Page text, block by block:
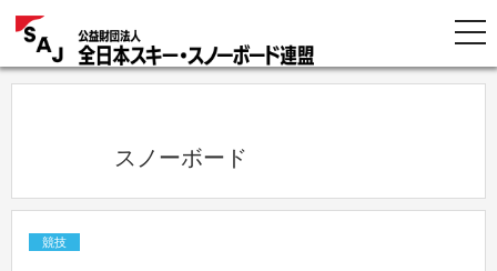
            スノーボード
競技